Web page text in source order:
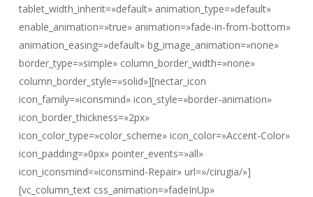
tablet_width_inherit=»default» animation_type=»default»
enable_animation=»true» animation=»fade-in-from-bottom»
animation_easing=»default» bg_image_animation=»none»
border_type=»simple» column_border_width=»none»
column_border_style=»solid»][nectar_icon
icon_family=»iconsmind» icon_style=»border-animation»
icon_border_thickness=»2px»
icon_color_type=»color_scheme» icon_color=»Accent-Color»
icon_padding=»0px» pointer_events=»all»
icon_iconsmind=»iconsmind-Repair» url=»/cirugia/»]
[vc_column_text css_animation=»fadeInUp»